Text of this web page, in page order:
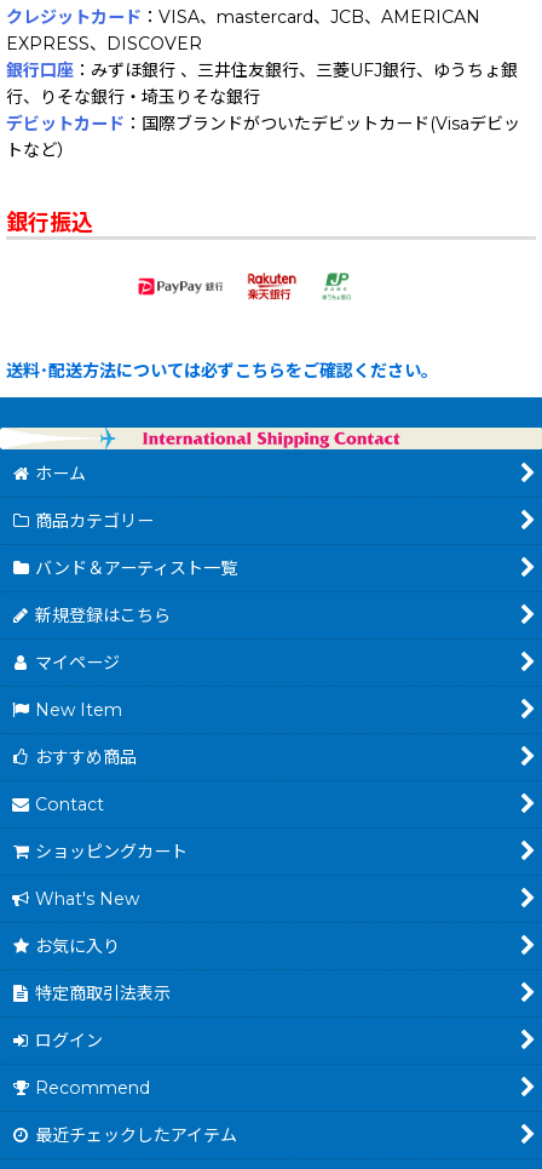
クレジットカード ：VISA、mastercard、JCB、AMERICAN
EXPRESS、DISCOVER
銀行口座 ：みずほ銀行 、三井住友銀行、三菱UFJ銀行、ゆうちょ銀
行、りそな銀行・埼玉りそな銀行
デビットカード ：国際ブランドがついたデビットカード(Visaデビッ
トなど）
銀行振込
送料･配送方法については必ずこちらをご確認ください。
ホーム
商品カテゴリー
バンド＆アーティスト一覧
新規登録はこちら
マイページ
New Item
おすすめ商品
Contact
ショッピングカート
What's New
お気に入り
特定商取引法表示
ログイン
Recommend
最近チェックしたアイテム